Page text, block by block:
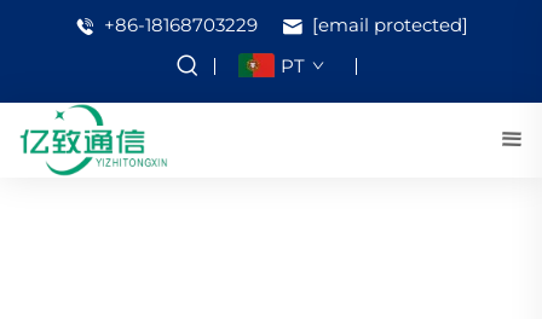
+86-18168703229
[email protected]
PT